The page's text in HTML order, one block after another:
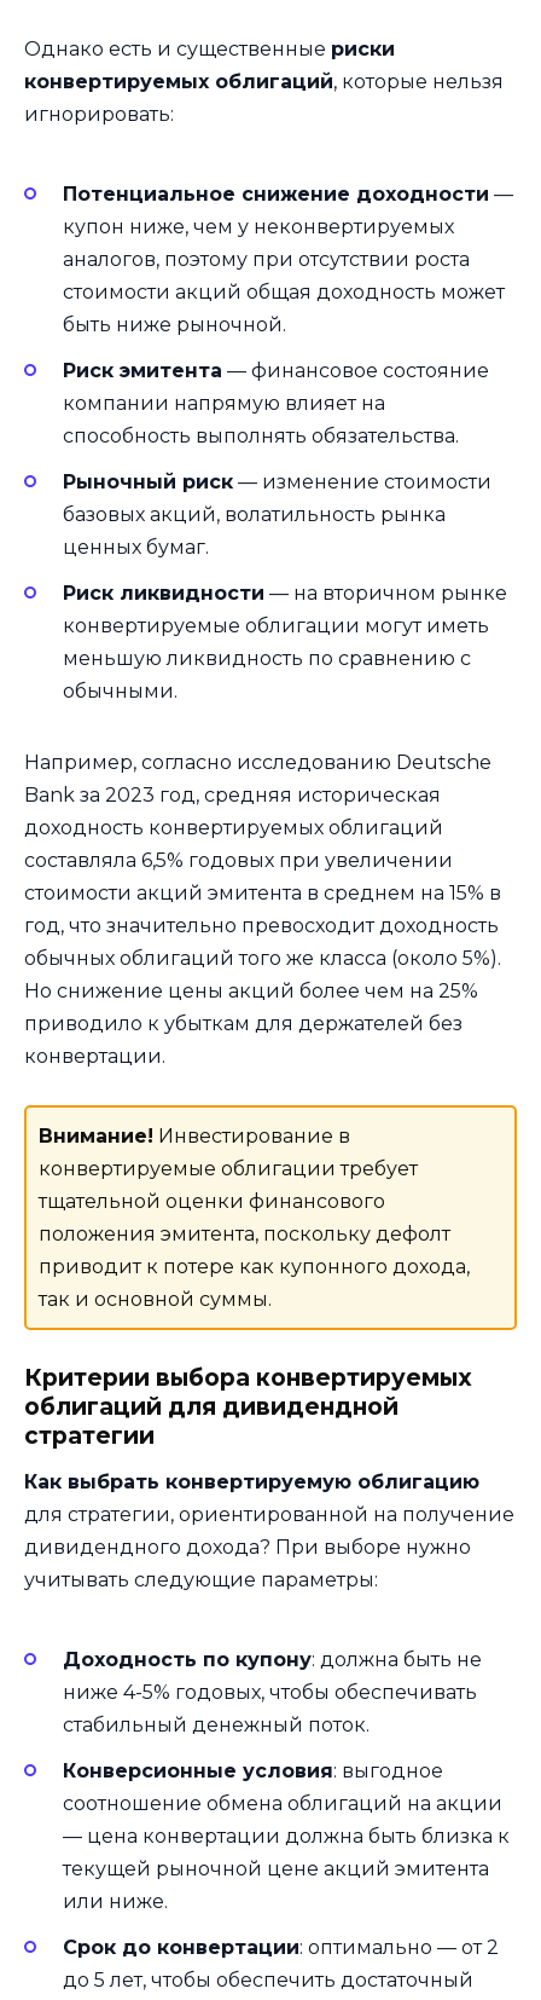
Однако есть и существенные риски
конвертируемых облигаций, которые нельзя
игнорировать:
Потенциальное снижение доходности —
купон ниже, чем у неконвертируемых
аналогов, поэтому при отсутствии роста
стоимости акций общая доходность может
быть ниже рыночной.
Риск эмитента — финансовое состояние
компании напрямую влияет на
способность выполнять обязательства.
Рыночный риск — изменение стоимости
базовых акций, волатильность рынка
ценных бумаг.
Риск ликвидности — на вторичном рынке
конвертируемые облигации могут иметь
меньшую ликвидность по сравнению с
обычными.
Например, согласно исследованию Deutsche
Bank за 2023 год, средняя историческая
доходность конвертируемых облигаций
составляла 6,5% годовых при увеличении
стоимости акций эмитента в среднем на 15% в
год, что значительно превосходит доходность
обычных облигаций того же класса (около 5%).
Но снижение цены акций более чем на 25%
приводило к убыткам для держателей без
конвертации.
Внимание! Инвестирование в
конвертируемые облигации требует
тщательной оценки финансового
положения эмитента, поскольку дефолт
приводит к потере как купонного дохода,
так и основной суммы.
Критерии выбора конвертируемых
облигаций для дивидендной
стратегии
Как выбрать конвертируемую облигацию
для стратегии, ориентированной на получение
дивидендного дохода? При выборе нужно
учитывать следующие параметры:
Доходность по купону: должна быть не
ниже 4-5% годовых, чтобы обеспечивать
стабильный денежный поток.
Конверсионные условия: выгодное
соотношение обмена облигаций на акции
— цена конвертации должна быть близка к
текущей рыночной цене акций эмитента
или ниже.
Срок до конвертации: оптимально — от 2
до 5 лет, чтобы обеспечить достаточный